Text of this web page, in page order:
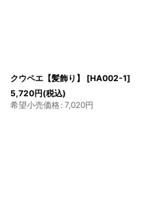
クウペエ【髪飾り】 [HA002-1]
5,720円(税込)
希望小売価格: 7,020円